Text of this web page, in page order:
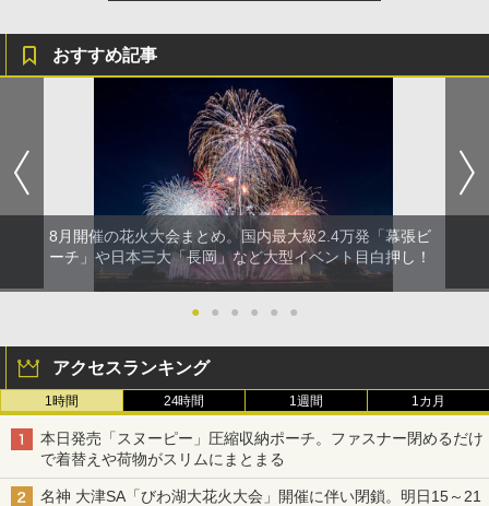
おすすめ記事
8月開催の花火大会まとめ。国内最大級2.4万発「幕張ビ
ーチ」や日本三大「長岡」など大型イベント目白押し！
● ● ● ● ● ●
アクセスランキング
1時間 24時間 1週間 1カ月
本日発売「スヌーピー」圧縮収納ポーチ。ファスナー閉めるだけ
で着替えや荷物がスリムにまとまる
名神 大津SA「びわ湖大花火大会」開催に伴い閉鎖。明日15～21